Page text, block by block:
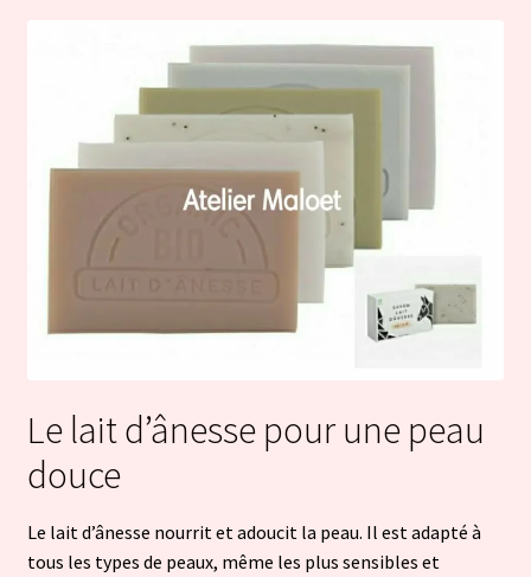
Le lait d’ânesse pour une peau
douce
Le lait d’ânesse nourrit et adoucit la peau. Il est adapté à
tous les types de peaux, même les plus sensibles et